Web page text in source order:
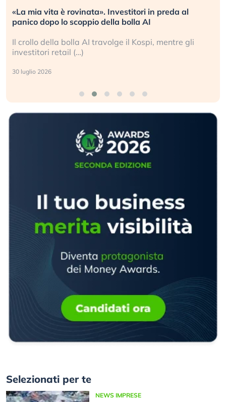
«La mia vita è rovinata». Investitori in preda al
panico dopo lo scoppio della bolla AI
Il crollo della bolla AI travolge il Kospi, mentre gli
investitori retail (…)
30 luglio 2026
Selezionati per te
NEWS IMPRESE